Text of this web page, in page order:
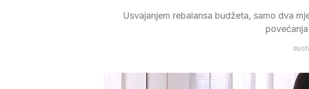
Usvajanjem rebalansa budžeta, samo dva
05/